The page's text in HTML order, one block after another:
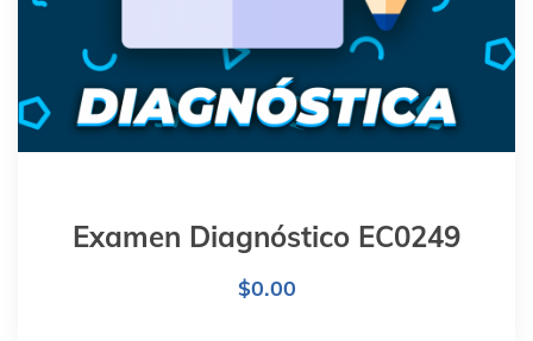
Examen Diagnóstico EC0249
$0.00